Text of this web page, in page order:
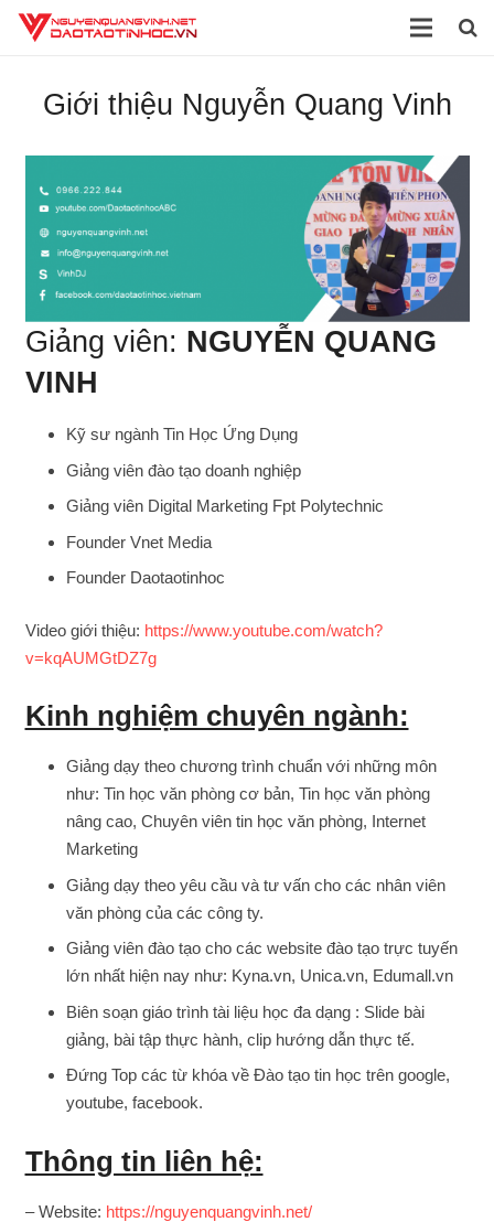
Dịch vụ
Sách
Tài liệu
Video
Liên hệ
Giới thiệu Nguyễn Quang Vinh
Giảng viên: NGUYỄN QUANG
VINH
Kỹ sư ngành Tin Học Ứng Dụng
Giảng viên đào tạo doanh nghiệp
Giảng viên Digital Marketing Fpt Polytechnic
Founder Vnet Media
Founder Daotaotinhoc
Video giới thiệu: https://www.youtube.com/watch?
v=kqAUMGtDZ7g
Kinh nghiệm chuyên ngành:
Giảng dạy theo chương trình chuẩn với những môn
như: Tin học văn phòng cơ bản, Tin học văn phòng
nâng cao, Chuyên viên tin học văn phòng, Internet
Marketing
Giảng dạy theo yêu cầu và tư vấn cho các nhân viên
văn phòng của các công ty.
Giảng viên đào tạo cho các website đào tạo trực tuyến
lớn nhất hiện nay như: Kyna.vn, Unica.vn, Edumall.vn
Biên soạn giáo trình tài liệu học đa dạng : Slide bài
giảng, bài tập thực hành, clip hướng dẫn thực tế.
Đứng Top các từ khóa về Đào tạo tin học trên google,
youtube, facebook.
Thông tin liên hệ:
– Website: https://nguyenquangvinh.net/